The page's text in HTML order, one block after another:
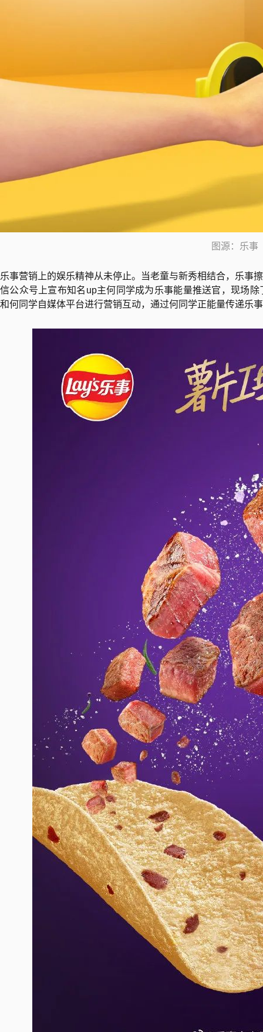
图源：乐事
乐事营销上的娱乐精神从未停止。当老童与新秀相结合，乐事
信公众号上宣布知名up主何同学成为乐事能量推送官，现场
和何同学自媒体平台进行营销互动，通过何同学正能量传递乐